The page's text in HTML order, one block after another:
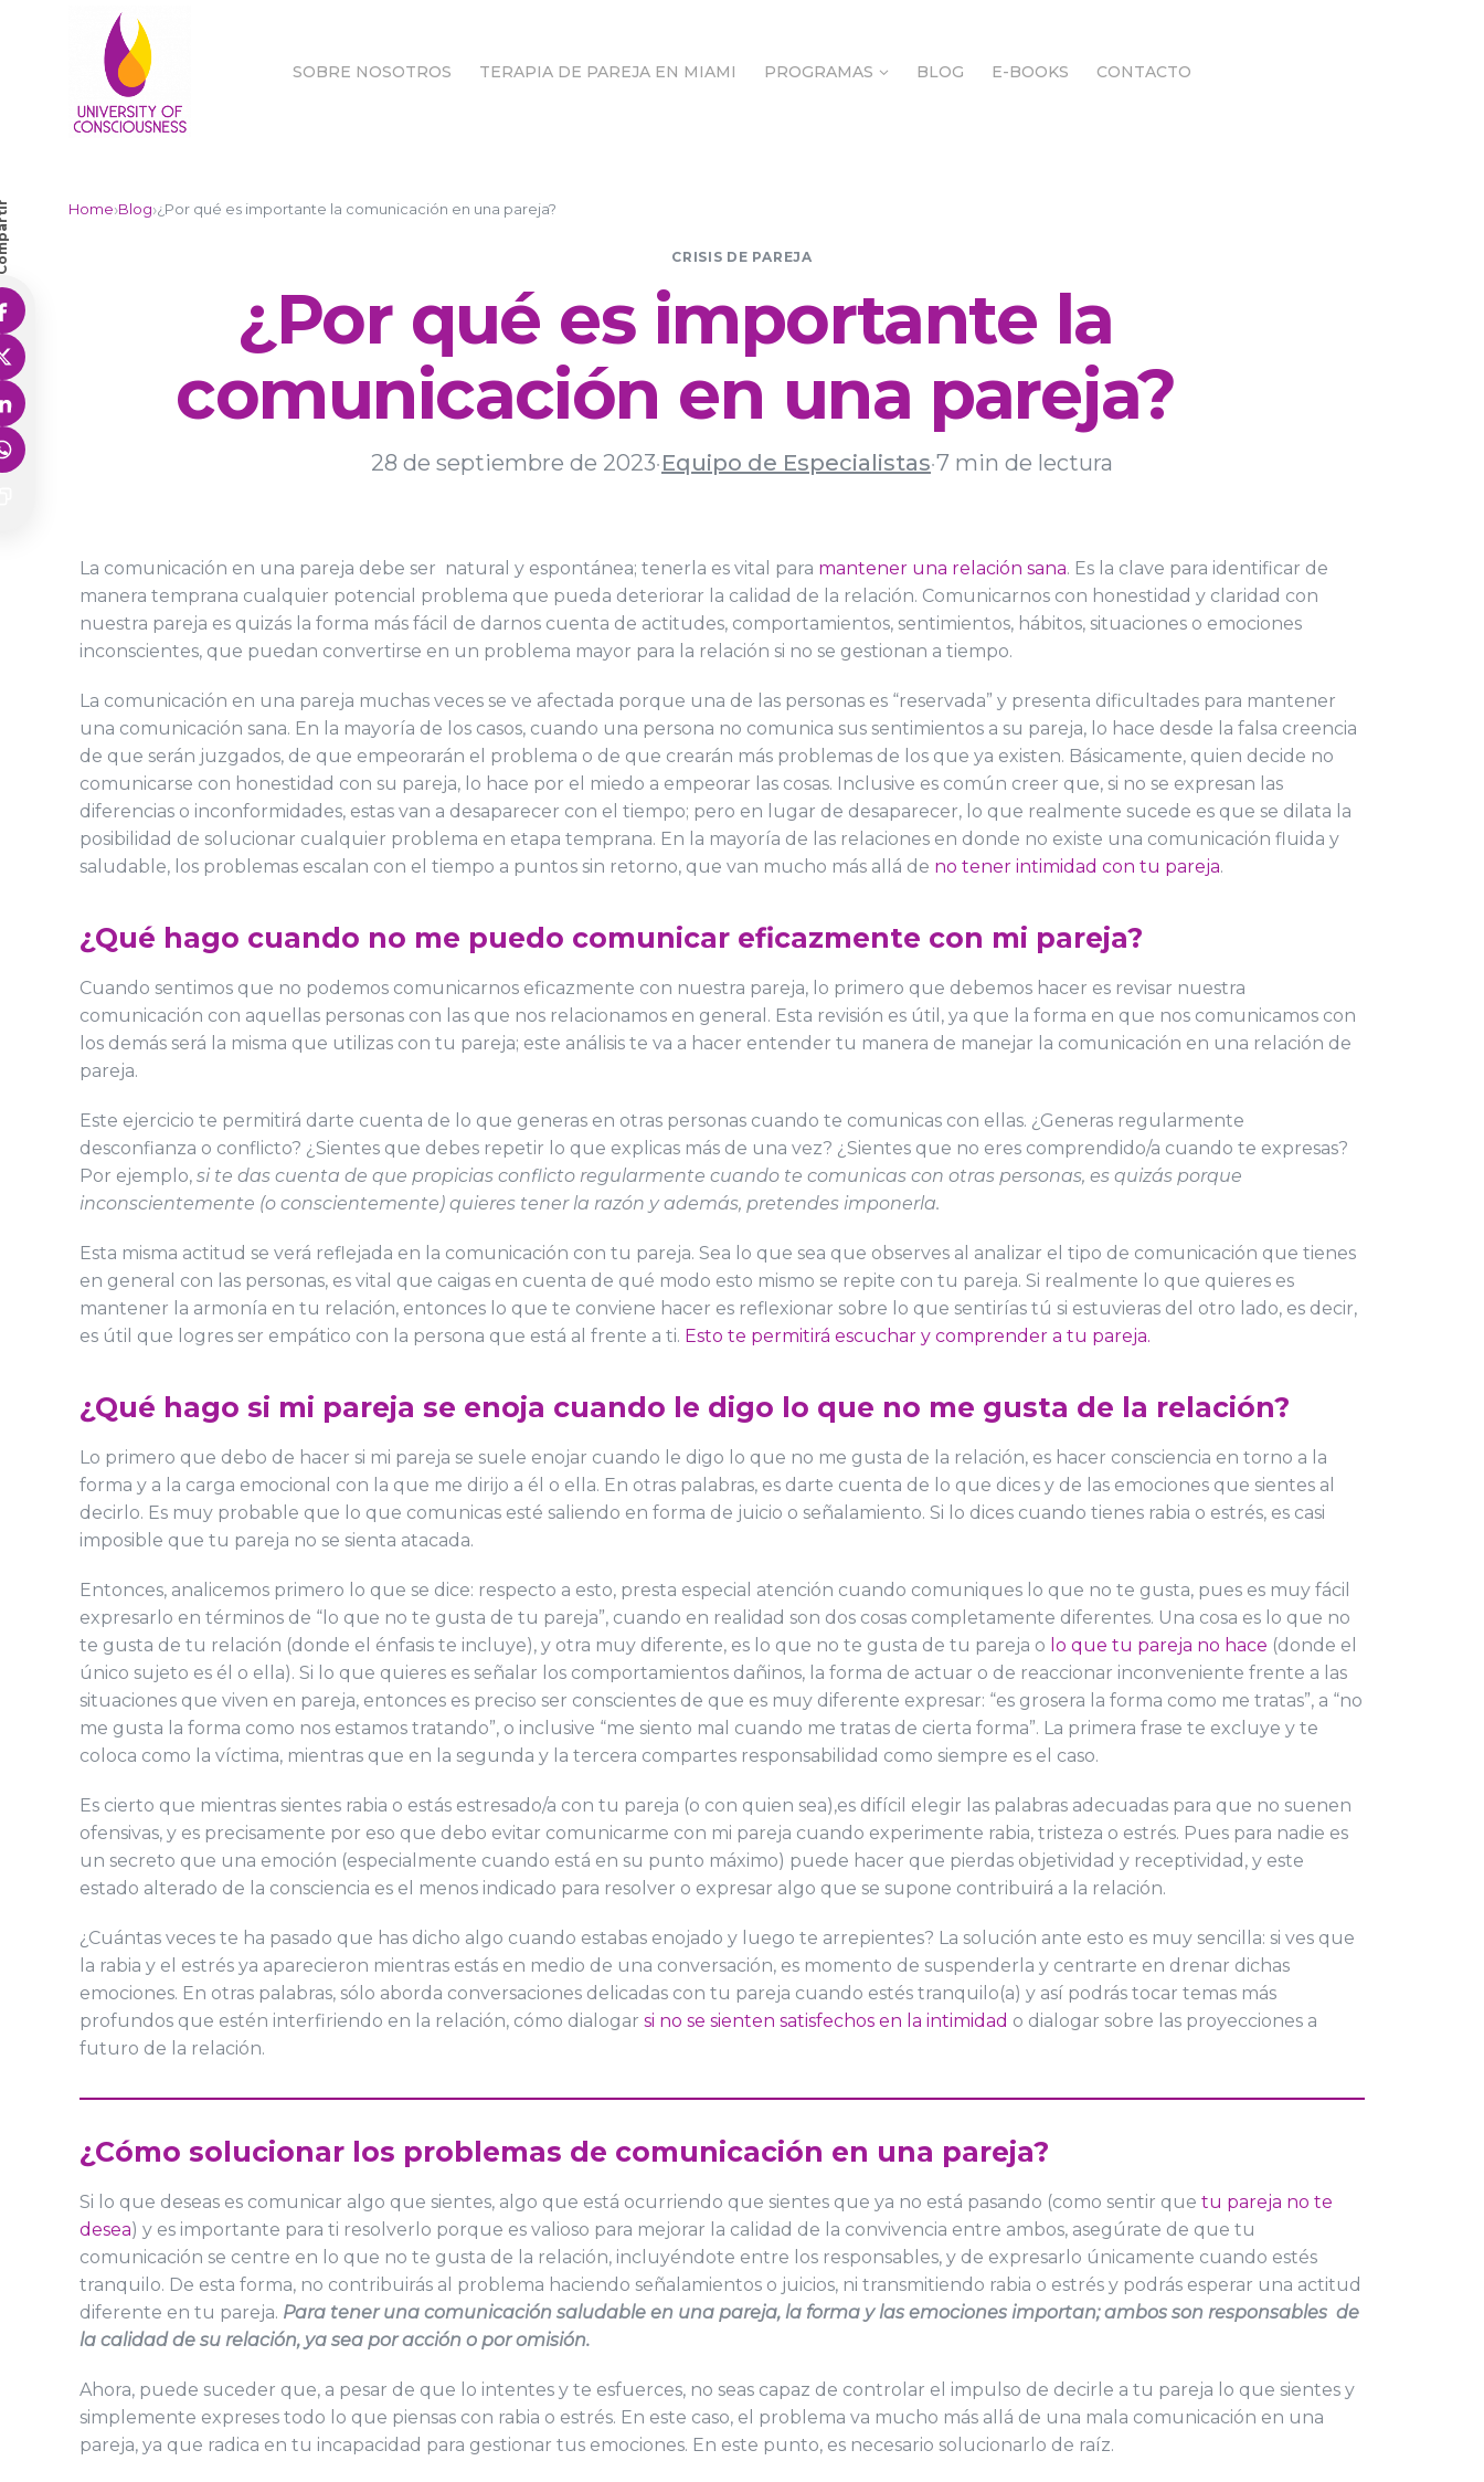
SOBRE NOSOTROS TERAPIA DE PAREJA EN MIAMI PROGRAMAS BLOG E-BOOKS CONTACTO
Home›Blog›¿Por qué es importante la comunicación en una pareja?
CRISIS DE PAREJA
¿Por qué es importante la
comunicación en una pareja?
28 de septiembre de 2023·Equipo de Especialistas·7 min de lectura
La comunicación en una pareja debe ser natural y espontánea; tenerla es vital para mantener una relación sana. Es la clave para identificar de
manera temprana cualquier potencial problema que pueda deteriorar la calidad de la relación. Comunicarnos con honestidad y claridad con
nuestra pareja es quizás la forma más fácil de darnos cuenta de actitudes, comportamientos, sentimientos, hábitos, situaciones o emociones
inconscientes, que puedan convertirse en un problema mayor para la relación si no se gestionan a tiempo.
La comunicación en una pareja muchas veces se ve afectada porque una de las personas es “reservada” y presenta dificultades para mantener
una comunicación sana. En la mayoría de los casos, cuando una persona no comunica sus sentimientos a su pareja, lo hace desde la falsa creencia
de que serán juzgados, de que empeorarán el problema o de que crearán más problemas de los que ya existen. Básicamente, quien decide no
comunicarse con honestidad con su pareja, lo hace por el miedo a empeorar las cosas. Inclusive es común creer que, si no se expresan las
diferencias o inconformidades, estas van a desaparecer con el tiempo; pero en lugar de desaparecer, lo que realmente sucede es que se dilata la
posibilidad de solucionar cualquier problema en etapa temprana. En la mayoría de las relaciones en donde no existe una comunicación fluida y
saludable, los problemas escalan con el tiempo a puntos sin retorno, que van mucho más allá de no tener intimidad con tu pareja.
¿Qué hago cuando no me puedo comunicar eficazmente con mi pareja?
Cuando sentimos que no podemos comunicarnos eficazmente con nuestra pareja, lo primero que debemos hacer es revisar nuestra
comunicación con aquellas personas con las que nos relacionamos en general. Esta revisión es útil, ya que la forma en que nos comunicamos con
los demás será la misma que utilizas con tu pareja; este análisis te va a hacer entender tu manera de manejar la comunicación en una relación de
pareja.
Este ejercicio te permitirá darte cuenta de lo que generas en otras personas cuando te comunicas con ellas. ¿Generas regularmente
desconfianza o conflicto? ¿Sientes que debes repetir lo que explicas más de una vez? ¿Sientes que no eres comprendido/a cuando te expresas?
Por ejemplo, si te das cuenta de que propicias conflicto regularmente cuando te comunicas con otras personas, es quizás porque
inconscientemente (o conscientemente) quieres tener la razón y además, pretendes imponerla.
Esta misma actitud se verá reflejada en la comunicación con tu pareja. Sea lo que sea que observes al analizar el tipo de comunicación que tienes
en general con las personas, es vital que caigas en cuenta de qué modo esto mismo se repite con tu pareja. Si realmente lo que quieres es
mantener la armonía en tu relación, entonces lo que te conviene hacer es reflexionar sobre lo que sentirías tú si estuvieras del otro lado, es decir,
es útil que logres ser empático con la persona que está al frente a ti. Esto te permitirá escuchar y comprender a tu pareja.
¿Qué hago si mi pareja se enoja cuando le digo lo que no me gusta de la relación?
Lo primero que debo de hacer si mi pareja se suele enojar cuando le digo lo que no me gusta de la relación, es hacer consciencia en torno a la
forma y a la carga emocional con la que me dirijo a él o ella. En otras palabras, es darte cuenta de lo que dices y de las emociones que sientes al
decirlo. Es muy probable que lo que comunicas esté saliendo en forma de juicio o señalamiento. Si lo dices cuando tienes rabia o estrés, es casi
imposible que tu pareja no se sienta atacada.
Entonces, analicemos primero lo que se dice: respecto a esto, presta especial atención cuando comuniques lo que no te gusta, pues es muy fácil
expresarlo en términos de “lo que no te gusta de tu pareja”, cuando en realidad son dos cosas completamente diferentes. Una cosa es lo que no
te gusta de tu relación (donde el énfasis te incluye), y otra muy diferente, es lo que no te gusta de tu pareja o lo que tu pareja no hace (donde el
único sujeto es él o ella). Si lo que quieres es señalar los comportamientos dañinos, la forma de actuar o de reaccionar inconveniente frente a las
situaciones que viven en pareja, entonces es preciso ser conscientes de que es muy diferente expresar: “es grosera la forma como me tratas”, a “no
me gusta la forma como nos estamos tratando”, o inclusive “me siento mal cuando me tratas de cierta forma”. La primera frase te excluye y te
coloca como la víctima, mientras que en la segunda y la tercera compartes responsabilidad como siempre es el caso.
Es cierto que mientras sientes rabia o estás estresado/a con tu pareja (o con quien sea),es difícil elegir las palabras adecuadas para que no suenen
ofensivas, y es precisamente por eso que debo evitar comunicarme con mi pareja cuando experimente rabia, tristeza o estrés. Pues para nadie es
un secreto que una emoción (especialmente cuando está en su punto máximo) puede hacer que pierdas objetividad y receptividad, y este
estado alterado de la consciencia es el menos indicado para resolver o expresar algo que se supone contribuirá a la relación.
¿Cuántas veces te ha pasado que has dicho algo cuando estabas enojado y luego te arrepientes? La solución ante esto es muy sencilla: si ves que
la rabia y el estrés ya aparecieron mientras estás en medio de una conversación, es momento de suspenderla y centrarte en drenar dichas
emociones. En otras palabras, sólo aborda conversaciones delicadas con tu pareja cuando estés tranquilo(a) y así podrás tocar temas más
profundos que estén interfiriendo en la relación, cómo dialogar si no se sienten satisfechos en la intimidad o dialogar sobre las proyecciones a
futuro de la relación.
¿Cómo solucionar los problemas de comunicación en una pareja?
Si lo que deseas es comunicar algo que sientes, algo que está ocurriendo que sientes que ya no está pasando (como sentir que tu pareja no te
desea) y es importante para ti resolverlo porque es valioso para mejorar la calidad de la convivencia entre ambos, asegúrate de que tu
comunicación se centre en lo que no te gusta de la relación, incluyéndote entre los responsables, y de expresarlo únicamente cuando estés
tranquilo. De esta forma, no contribuirás al problema haciendo señalamientos o juicios, ni transmitiendo rabia o estrés y podrás esperar una actitud
diferente en tu pareja. Para tener una comunicación saludable en una pareja, la forma y las emociones importan; ambos son responsables de
la calidad de su relación, ya sea por acción o por omisión.
Ahora, puede suceder que, a pesar de que lo intentes y te esfuerces, no seas capaz de controlar el impulso de decirle a tu pareja lo que sientes y
simplemente expreses todo lo que piensas con rabia o estrés. En este caso, el problema va mucho más allá de una mala comunicación en una
pareja, ya que radica en tu incapacidad para gestionar tus emociones. En este punto, es necesario solucionarlo de raíz.